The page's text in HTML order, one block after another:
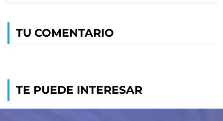
TU COMENTARIO
TE PUEDE INTERESAR